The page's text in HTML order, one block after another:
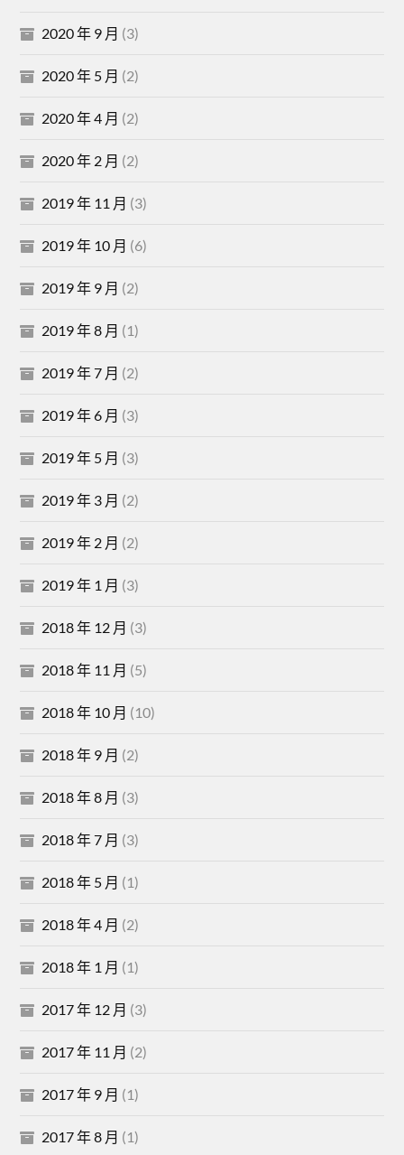
2020 年 9 月 (3)
2020 年 5 月 (2)
2020 年 4 月 (2)
2020 年 2 月 (2)
2019 年 11 月 (3)
2019 年 10 月 (6)
2019 年 9 月 (2)
2019 年 8 月 (1)
2019 年 7 月 (2)
2019 年 6 月 (3)
2019 年 5 月 (3)
2019 年 3 月 (2)
2019 年 2 月 (2)
2019 年 1 月 (3)
2018 年 12 月 (3)
2018 年 11 月 (5)
2018 年 10 月 (10)
2018 年 9 月 (2)
2018 年 8 月 (3)
2018 年 7 月 (3)
2018 年 5 月 (1)
2018 年 4 月 (2)
2018 年 1 月 (1)
2017 年 12 月 (3)
2017 年 11 月 (2)
2017 年 9 月 (1)
2017 年 8 月 (1)